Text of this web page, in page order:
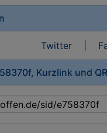
Twitter|
Kurzlink und